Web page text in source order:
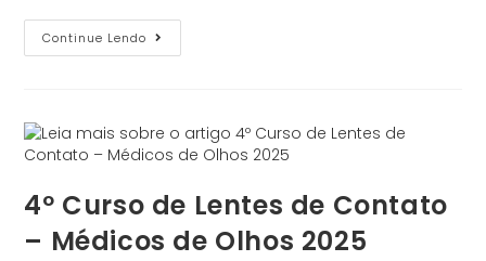
Continue Lendo
4º Curso de Lentes de Contato
– Médicos de Olhos 2025